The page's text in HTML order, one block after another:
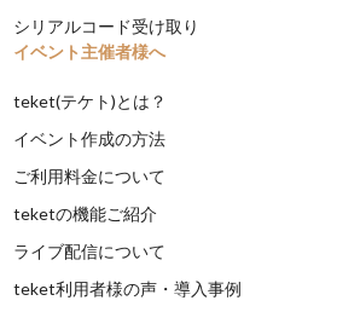
シリアルコード受け取り
イベント主催者様へ
teket(テケト)とは？
イベント作成の方法
ご利用料金について
teketの機能ご紹介
ライブ配信について
teket利用者様の声・導入事例